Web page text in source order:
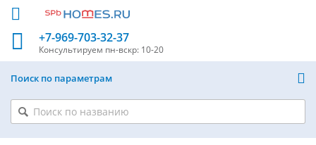
+7-969-703-32-37
Консультируем пн-вскр: 10-20
Поиск по параметрам